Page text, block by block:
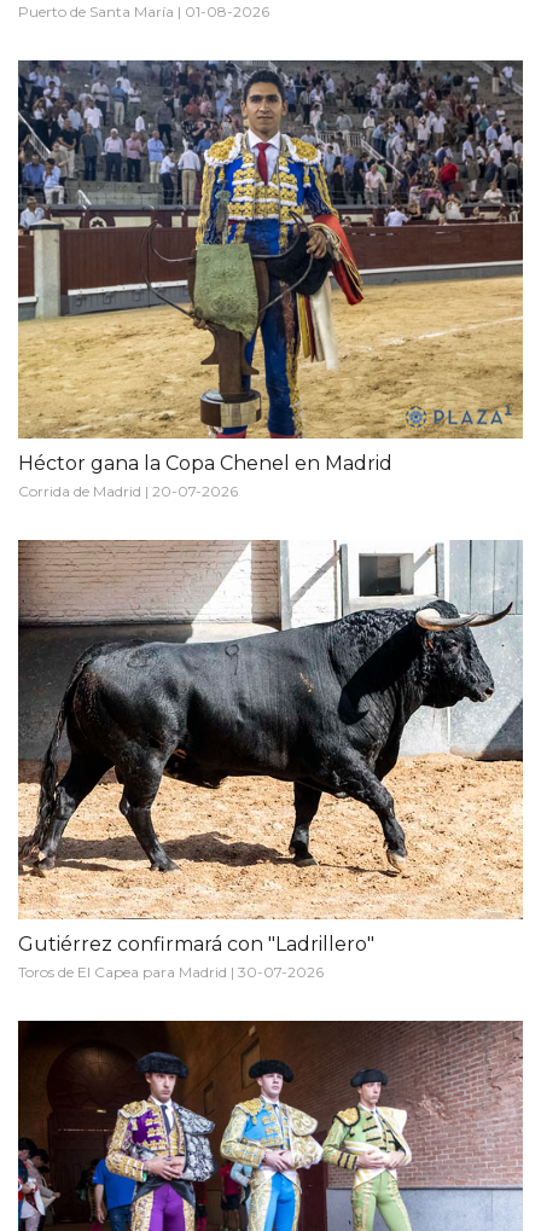
Puerto de Santa María | 01-08-2026
Héctor gana la Copa Chenel en Madrid
Corrida de Madrid | 20-07-2026
Gutiérrez confirmará con "Ladrillero"
Toros de El Capea para Madrid | 30-07-2026